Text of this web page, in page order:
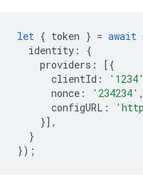
let { token } = await
identity :
{
providers :
[{
clientId : '1234'
nonce : '234234' ,
configURL :
}],
}
});